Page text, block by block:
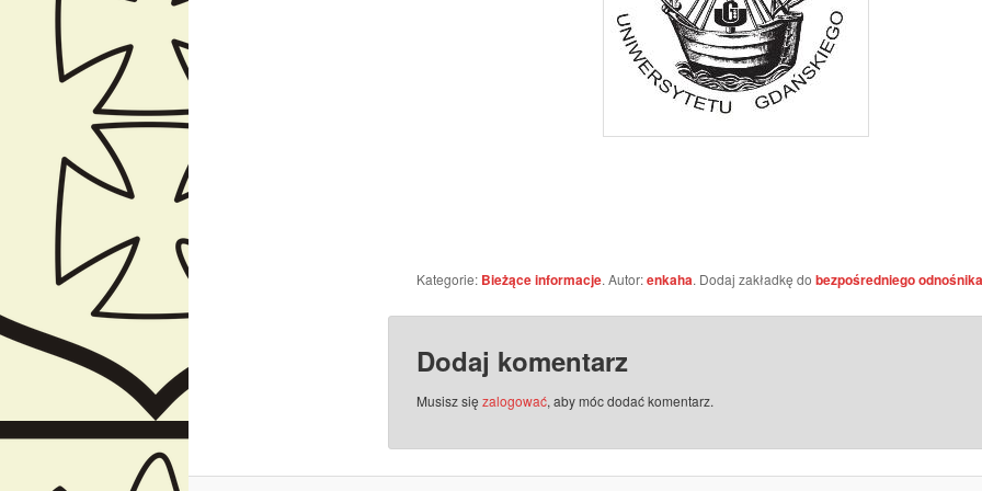
Kategorie: Bieżące informacje. Autor:enkaha. Dodaj zakładkę do bezpośredniego odnośnika
Dodaj komentarz
Musisz się zalogować, aby móc dodać komentarz.